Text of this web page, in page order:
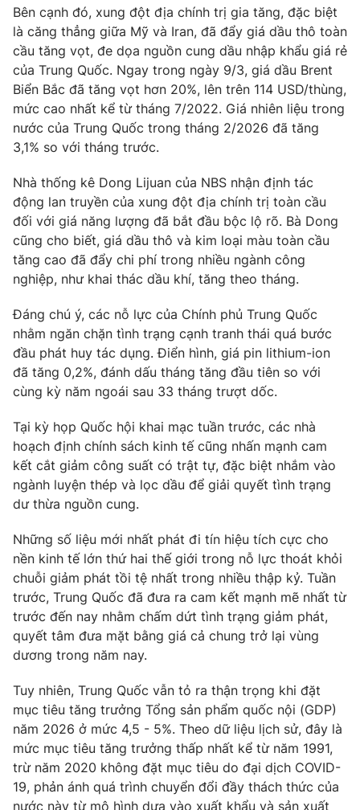
VTV9 VTV8
Liên hệ tòa soạn English
Theo dõi báo trên
Cơ quan chủ quản:
Đài Truyền hình Việt Nam
Cơ quan báo chí:Thời báo VTV
Giấy phép hoạt động báo in và báo điện tử số 483/GP-BTTTT
cấp ngày 29/12/2023
Tổng Biên tập:Vũ Thanh Thủy
Phó Tổng Biên tập:Nguyễn Thị Mỹ Hạnh, Phạm Quốc Thắng,
Tổng đài VTV:024.38 355 931 - 024.38 355 932
Ðiện thoại Thời báo VTV:024.66 897 897
Email:toasoan@vtv.vn
Liên hệ quảng cáo:024-7300.7108
® Cấm sao chép dưới mọi hình thức nếu không có sự chấp
thuận bằng văn bản. Ghi rõ nguồn VTV.vn khi phát hành lại
thông tin từ website này.
Bên cạnh đó, xung đột địa chính trị gia tăng, đặc biệt
là căng thẳng giữa Mỹ và Iran, đã đẩy giá dầu thô toàn
cầu tăng vọt, đe dọa nguồn cung dầu nhập khẩu giá rẻ
của Trung Quốc. Ngay trong ngày 9/3, giá dầu Brent
Biển Bắc đã tăng vọt hơn 20%, lên trên 114 USD/thùng,
mức cao nhất kể từ tháng 7/2022. Giá nhiên liệu trong
nước của Trung Quốc trong tháng 2/2026 đã tăng
3,1% so với tháng trước.
Nhà thống kê Dong Lijuan của NBS nhận định tác
động lan truyền của xung đột địa chính trị toàn cầu
đối với giá năng lượng đã bắt đầu bộc lộ rõ. Bà Dong
cũng cho biết, giá dầu thô và kim loại màu toàn cầu
tăng cao đã đẩy chi phí trong nhiều ngành công
nghiệp, như khai thác dầu khí, tăng theo tháng.
Đáng chú ý, các nỗ lực của Chính phủ Trung Quốc
nhằm ngăn chặn tình trạng cạnh tranh thái quá bước
đầu phát huy tác dụng. Điển hình, giá pin lithium-ion
đã tăng 0,2%, đánh dấu tháng tăng đầu tiên so với
cùng kỳ năm ngoái sau 33 tháng trượt dốc.
Tại kỳ họp Quốc hội khai mạc tuần trước, các nhà
hoạch định chính sách kinh tế cũng nhấn mạnh cam
kết cắt giảm công suất có trật tự, đặc biệt nhắm vào
ngành luyện thép và lọc dầu để giải quyết tình trạng
dư thừa nguồn cung.
Những số liệu mới nhất phát đi tín hiệu tích cực cho
nền kinh tế lớn thứ hai thế giới trong nỗ lực thoát khỏi
chuỗi giảm phát tồi tệ nhất trong nhiều thập kỷ. Tuần
trước, Trung Quốc đã đưa ra cam kết mạnh mẽ nhất từ
trước đến nay nhằm chấm dứt tình trạng giảm phát,
quyết tâm đưa mặt bằng giá cả chung trở lại vùng
dương trong năm nay.
Tuy nhiên, Trung Quốc vẫn tỏ ra thận trọng khi đặt
mục tiêu tăng trưởng Tổng sản phẩm quốc nội (GDP)
năm 2026 ở mức 4,5 - 5%. Theo dữ liệu lịch sử, đây là
mức mục tiêu tăng trưởng thấp nhất kể từ năm 1991,
trừ năm 2020 không đặt mục tiêu do đại dịch COVID-
19, phản ánh quá trình chuyển đổi đầy thách thức của
nước này từ mô hình dựa vào xuất khẩu và sản xuất